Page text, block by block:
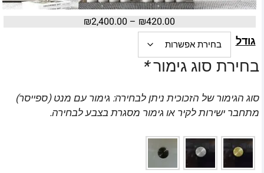
₪420.00
–
₪2,400.00
גודל
בחירת סוג גימור*
סוג הגימור של הזכוכית ניתן לבחירה: גימור עם מנט (ספייסר)
מתחבר ישירות לקיר או גימור מסגרת בצבע לבחירה.